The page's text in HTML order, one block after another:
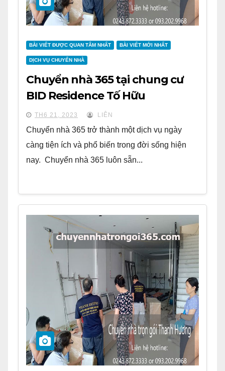
BÀI VIẾT ĐƯỢC QUAN TÂM NHẤT BÀI VIẾT MỚI NHẤT
DỊCH VỤ CHUYỂN NHÀ
Chuyển nhà 365 tại chung cư
BID Residence Tố Hữu
TH6 21, 2023 LIÊN
Chuyển nhà 365 trở thành một dịch vụ ngày
càng tiện ích và phổ biến trong đời sống hiện
nay. Chuyển nhà 365 luôn sẵn...